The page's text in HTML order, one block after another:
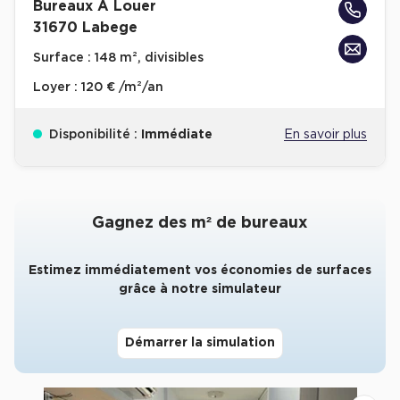
Collections de Logistique
Entrepôts Messagerie
Entrepôts logistique classe A
Location de Commerces à Paris
Location de Commerces à Toulouse
Bureaux A Louer
31670 Labege
Surface : 148 m², divisibles
Loyer : 120 € /m²/an
Disponibilité : Immédiate En savoir plus
Gagnez des m² de bureaux
Estimez immédiatement vos économies de surfaces
grâce à notre simulateur
Démarrer la simulation